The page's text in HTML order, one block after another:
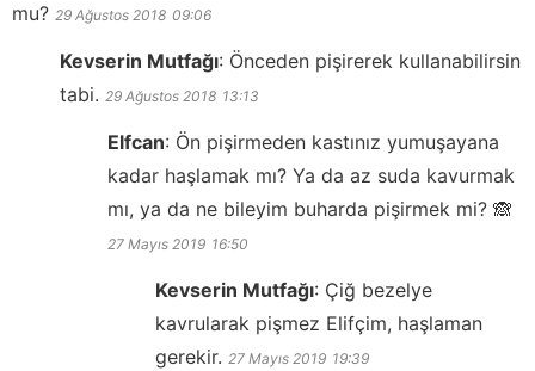
mu? 29 Ağustos 2018 09:06
Kevserin Mutfağı: Önceden pişirerek kullanabilirsin
tabi. 29 Ağustos 2018 13:13
Elfcan: Ön pişirmeden kastınız yumuşayana
kadar haşlamak mı? Ya da az suda kavurmak
mı, ya da ne bileyim buharda pişirmek mi? 🙈
27 Mayıs 2019 16:50
Kevserin Mutfağı: Çiğ bezelye
kavrularak pişmez Elifçim, haşlaman
gerekir. 27 Mayıs 2019 19:39